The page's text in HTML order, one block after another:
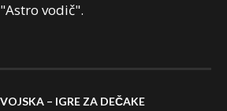
vodič".
VOJSKA – IGRE ZA DEČAKE